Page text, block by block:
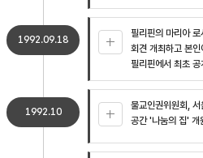
1992.09.18
필리핀의 마리아
회견 개최하고 본
필리핀에서 최초 공
1992.10
불교인권위원회,
공간 '나눔의 집' 개